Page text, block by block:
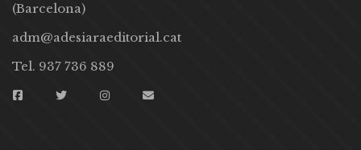
(Barcelona)
adm@adesiaraeditorial.cat
Tel. 937 736 889